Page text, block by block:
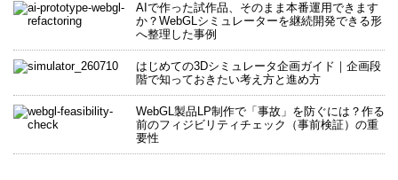
AIで作った試作品、そのまま本番運用できます
か？WebGLシミュレーターを継続開発できる形
へ整理した事例
はじめての3Dシミュレータ企画ガイド｜企画段
階で知っておきたい考え方と進め方
WebGL製品LP制作で「事故」を防ぐには？作る
前のフィジビリティチェック（事前検証）の重
要性